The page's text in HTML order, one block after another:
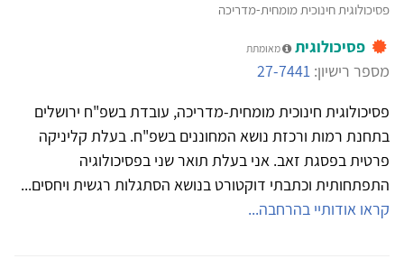
פסיכולוגית חינוכית מומחית-מדריכה
פסיכולוגית מאומתת
מספר רישיון: 27-7441
פסיכולוגית חינוכית מומחית-מדריכה, עובדת בשפ"ח ירושלים
בתחנת רמות ורכזת נושא המחוננים בשפ"ח. בעלת קליניקה
פרטית בפסגת זאב. אני בעלת תואר שני בפסיכולוגיה
התפתחותית וכתבתי דוקטורט בנושא הסתגלות רגשית ויחסים...
קראו אודותיי בהרחבה...